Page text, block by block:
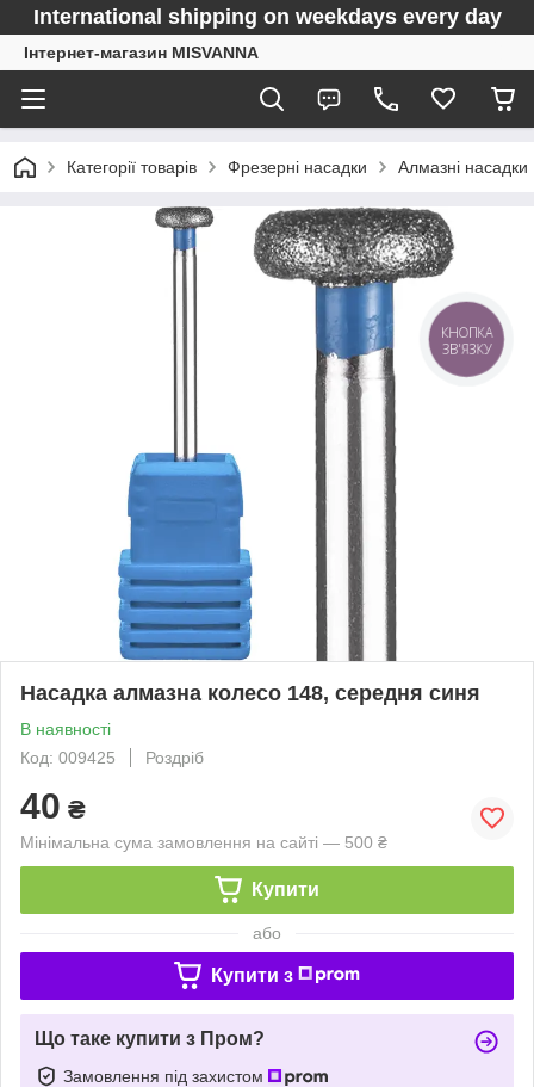
International shipping on weekdays every day
Інтернет-магазин MISVANNA
Категорії товарів Фрезерні насадки Алмазні насадки
Насадка алмазна колесо 148, середня синя
В наявності
Код: 009425
Роздріб
40 ₴
Мінімальна сума замовлення на сайті — 500 ₴
Купити
або
Купити з
Що таке купити з Пром?
Замовлення під захистом
КНОПКА
ЗВ'ЯЗКУ